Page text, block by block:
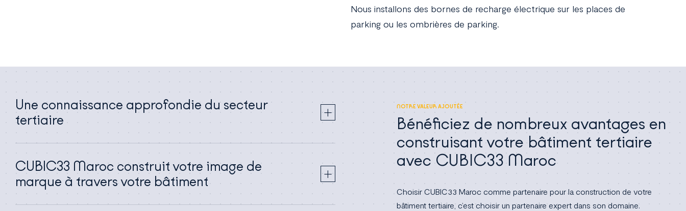
Nous installons des bornes de recharge électrique sur les places de
parking ou les ombrières de parking.
NOTRE VALEUR AJOUTÉE
Bénéficiez de nombreux avantages en
construisant votre bâtiment tertiaire
avec CUBIC33 Maroc
Choisir CUBIC33 Maroc comme partenaire pour la construction de votre
bâtiment tertiaire, c’est choisir un partenaire expert dans son domaine.
Une connaissance approfondie du secteur
tertiaire
CUBIC33 Maroc construit votre image de
marque à travers votre bâtiment